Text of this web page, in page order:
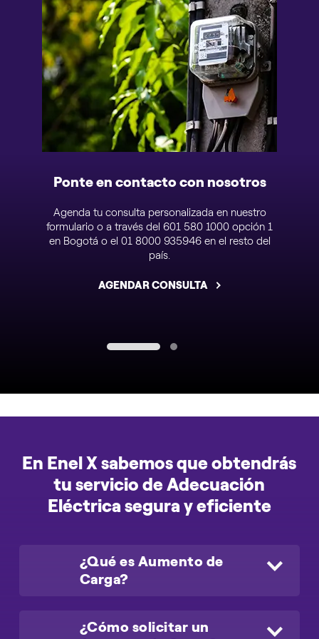
Ponte en contacto con nosotros
Agenda tu consulta personalizada en nuestro
formulario o a través del 601 580 1000 opción 1
en Bogotá o el 01 8000 935946 en el resto del
país.
AGENDAR CONSULTA
1 2
En Enel X sabemos que obtendrás
tu servicio de Adecuación
Eléctrica segura y eficiente
¿Qué es Aumento de
Carga?
Normalmente cuando las empresas comienzan a
¿Cómo solicitar un